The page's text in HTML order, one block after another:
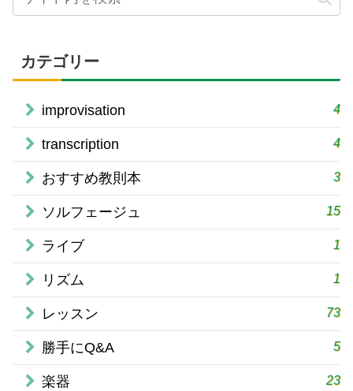
カテゴリー
improvisation 4
transcription 4
おすすめ教則本 3
ソルフェージュ 15
ライブ 1
リズム 1
レッスン 73
勝手にQ&A 5
楽器 23